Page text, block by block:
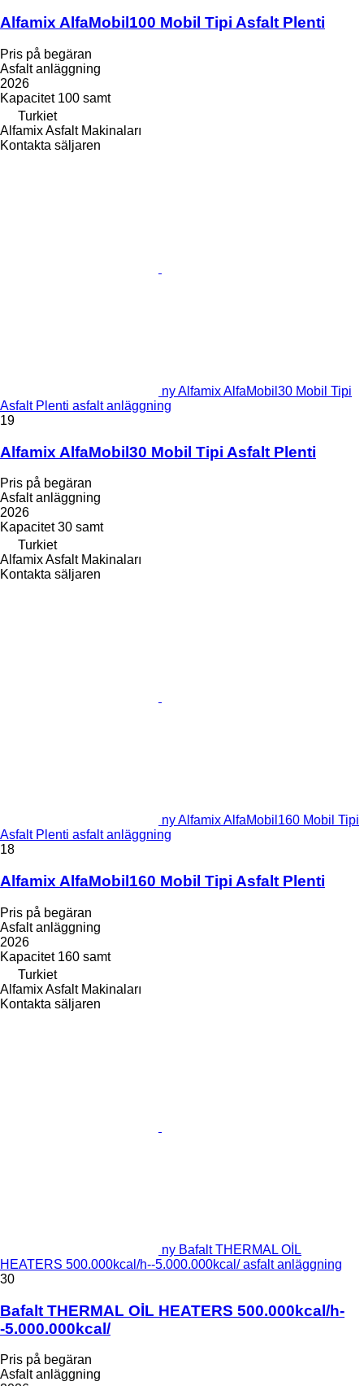
Alfamix AlfaMobil100 Mobil Tipi Asfalt Plenti
Pris på begäran
Asfalt anläggning
2026
Kapacitet 100 samt
Turkiet
Alfamix Asfalt Makinaları
Kontakta säljaren
ny Alfamix AlfaMobil30 Mobil Tipi
Asfalt Plenti asfalt anläggning
19
Alfamix AlfaMobil30 Mobil Tipi Asfalt Plenti
Pris på begäran
Asfalt anläggning
2026
Kapacitet 30 samt
Turkiet
Alfamix Asfalt Makinaları
Kontakta säljaren
ny Alfamix AlfaMobil160 Mobil Tipi
Asfalt Plenti asfalt anläggning
18
Alfamix AlfaMobil160 Mobil Tipi Asfalt Plenti
Pris på begäran
Asfalt anläggning
2026
Kapacitet 160 samt
Turkiet
Alfamix Asfalt Makinaları
Kontakta säljaren
ny Bafalt THERMAL OİL
HEATERS 500.000kcal/h--5.000.000kcal/ asfalt anläggning
30
Bafalt THERMAL OİL HEATERS 500.000kcal/h-
-5.000.000kcal/
Pris på begäran
Asfalt anläggning